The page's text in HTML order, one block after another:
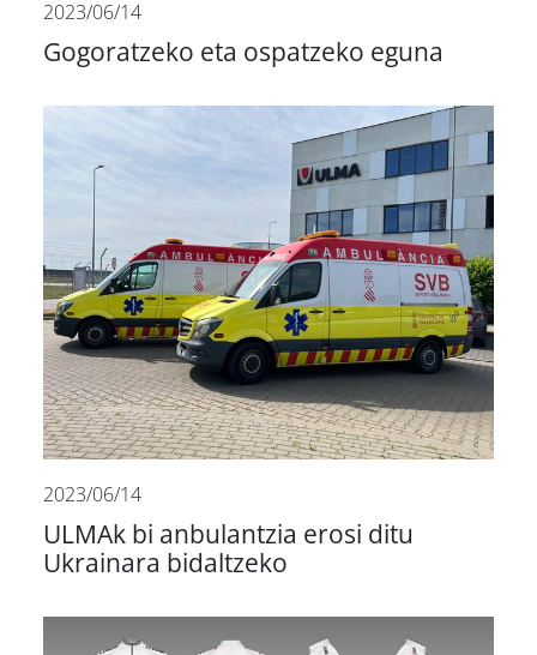
2023/06/14
Gogoratzeko eta ospatzeko eguna
2023/06/14
ULMAk bi anbulantzia erosi ditu
Ukrainara bidaltzeko